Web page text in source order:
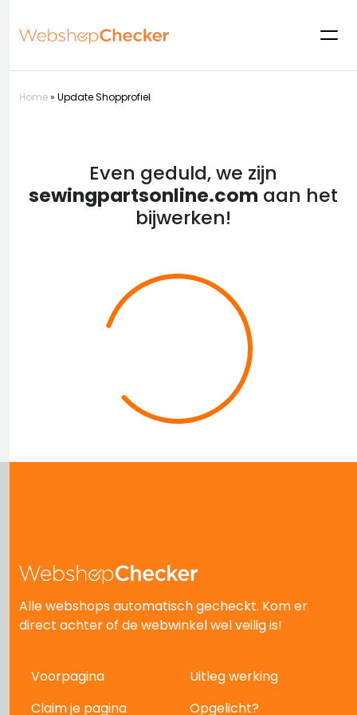
Home» Update Shopprofiel
Even geduld, we zijn
sewingpartsonline.com aan het
bijwerken!
Alle webshops automatisch gecheckt. Kom er
direct achter of de webwinkel wel veilig is!
Voorpagina
Uitleg werking
Claim je pagina
Opgelicht?